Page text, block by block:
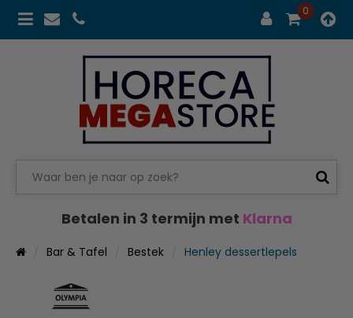
0
Betalen in 3 termijn met Klarna
Bar & Tafel Bestek Henley dessertlepels